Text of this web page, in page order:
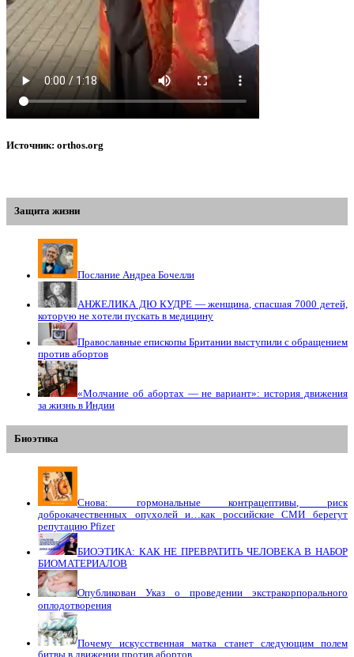
Источник: orthos.org
Защита жизни
Послание Андреа Бочелли
АНЖЕЛИКА ДЮ КУДРЕ — женщина, спасшая 7000 детей,
которую не хотели пускать в медицину
Православные епископы Британии выступили с обращением
против абортов
«Молчание об абортах — не вариант»: история движения
за жизнь в Индии
Биоэтика
Снова: гормональные контрацептивы, риск
доброкачественных опухолей и…как российские СМИ берегут
репутацию Pfizer
БИОЭТИКА: КАК НЕ ПРЕВРАТИТЬ ЧЕЛОВЕКА В НАБОР
БИОМАТЕРИАЛОВ
Опубликован Указ о проведении экстракорпорального
оплодотворения
Почему искусственная матка станет следующим полем